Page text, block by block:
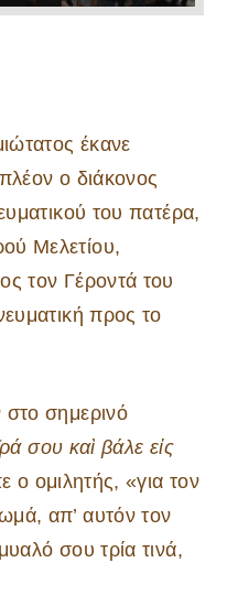
έκανε
ο διάκονος
του πατέρα,
Μελετίου,
τον Γέροντά του
προς το
σημερινό
σου καὶ βάλε εἰς
ο ομιλητής, «για τον
απ’ αυτόν τον
σου τρία τινά,